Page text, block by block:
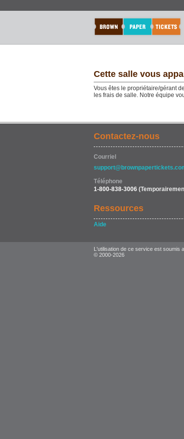
Cette salle vous
Vous êtes le propriétaire/gérant
les frais de salle. Notre équipe
Contactez-nous
Courriel
Téléphone
1-800-838-3006
Ressources
Aide
L'utilisation de ce service est soumis
© 2000-2026